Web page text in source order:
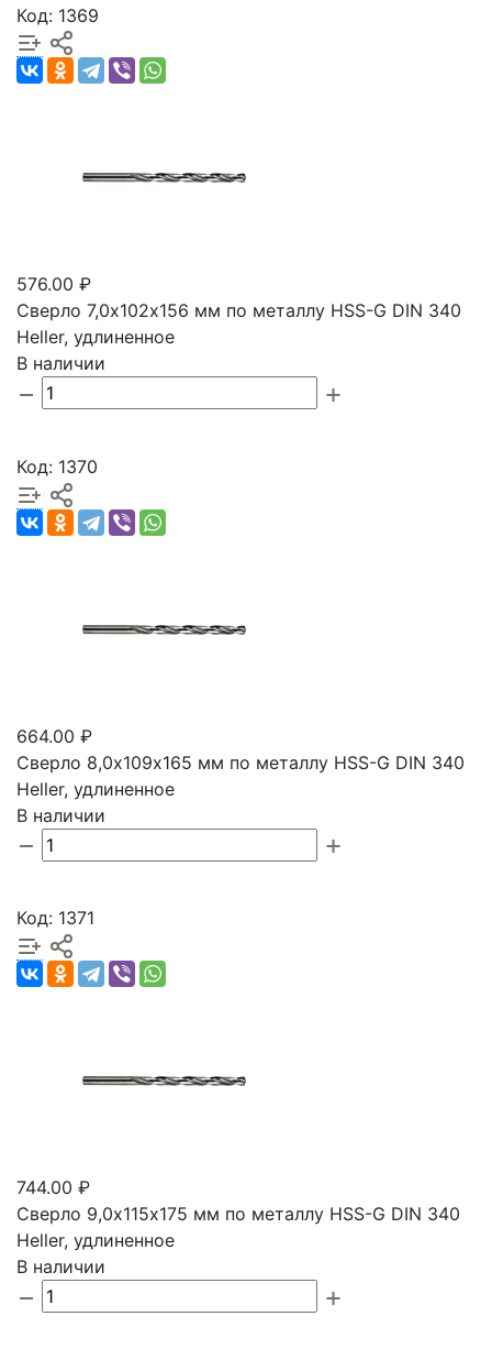
Код: 1369
576.00 ₽
Сверло 7,0х102х156 мм по металлу HSS-G DIN 340
Heller, удлиненное
В наличии
Код: 1370
664.00 ₽
Сверло 8,0х109х165 мм по металлу HSS-G DIN 340
Heller, удлиненное
В наличии
Код: 1371
744.00 ₽
Сверло 9,0х115х175 мм по металлу HSS-G DIN 340
Heller, удлиненное
В наличии